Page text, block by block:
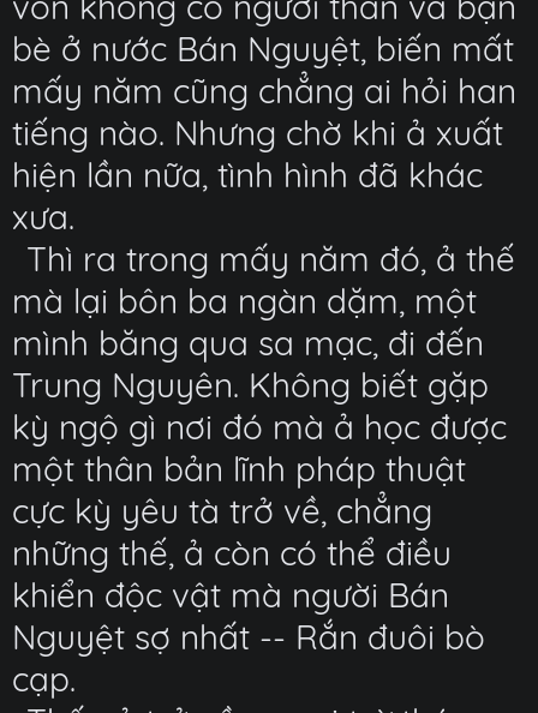
bè ở nước Bán Nguyệt, biến mất
mấy năm cũng chẳng ai hỏi han
tiếng nào. Nhưng chờ khi ả xuất
hiện lần nữa, tình hình đã khác
xưa.
Thì ra trong mấy năm đó, ả thế
mà lại bôn ba ngàn dặm, một
mình băng qua sa mạc, đi đến
Trung Nguyên. Không biết gặp
kỳ ngộ gì nơi đó mà ả học được
một thân bản lĩnh pháp thuật
cực kỳ yêu tà trở về, chẳng
những thế, ả còn có thể điều
khiển độc vật mà người Bán
Nguyệt sợ nhất -- Rắn đuôi bò
cạp.